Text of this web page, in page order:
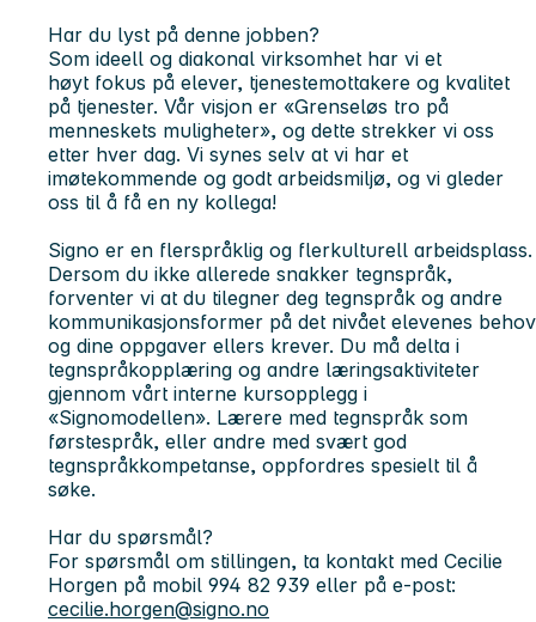
Har du lyst på denne jobben?
Som ideell og diakonal virksomhet har vi et
høyt fokus på elever, tjenestemottakere og kvalitet
på tjenester. Vår visjon er «Grenseløs tro på
menneskets muligheter», og dette strekker vi oss
etter hver dag. Vi synes selv at vi har et
imøtekommende og godt arbeidsmiljø, og vi gleder
oss til å få en ny kollega!
Signo er en flerspråklig og flerkulturell arbeidsplass.
Dersom du ikke allerede snakker tegnspråk,
forventer vi at du tilegner deg tegnspråk og andre
kommunikasjonsformer på det nivået elevenes behov
og dine oppgaver ellers krever. Du må delta i
tegnspråkopplæring og andre læringsaktiviteter
gjennom vårt interne kursopplegg i
«Signomodellen». Lærere med tegnspråk som
førstespråk, eller andre med svært god
tegnspråkkompetanse, oppfordres spesielt til å
søke.
Har du spørsmål?
For spørsmål om stillingen, ta kontakt med Cecilie
Horgen på mobil 994 82 939 eller på e-post:
cecilie.horgen@signo.no